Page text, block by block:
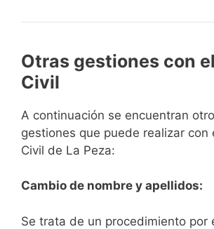
Otras gestiones con
Civil
A continuación se encuentran
gestiones que puede realizar con
Civil de La Peza:
Cambio de nombre y apellidos:
Se trata de un procedimiento por